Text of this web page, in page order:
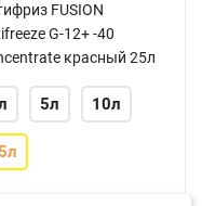
FUSION
G-12+ -40
красный 25л
5л 10л